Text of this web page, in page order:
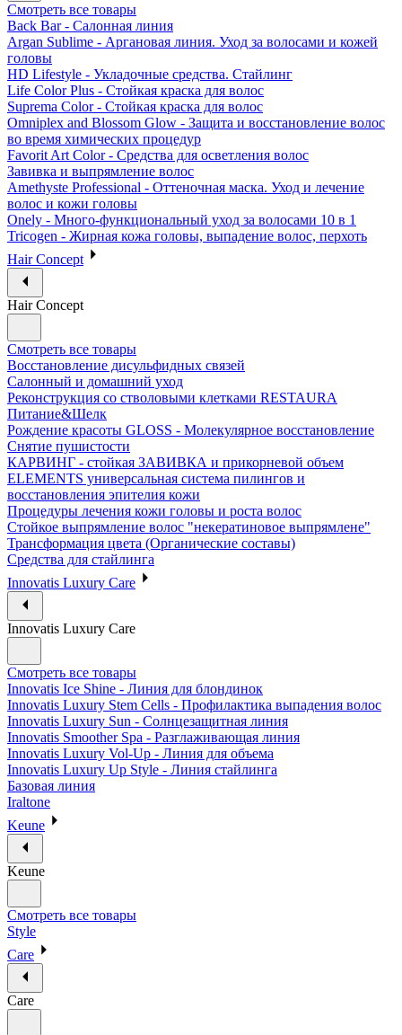
Смотреть все товары
Back Bar - Салонная линия
Argan Sublime - Аргановая линия. Уход за волосами и кожей
головы
HD Lifestyle - Укладочные средства. Стайлинг
Life Color Plus - Стойкая краска для волос
Suprema Color - Стойкая краска для волос
Omniplex and Blossom Glow - Защита и восстановление волос
во время химических процедур
Favorit Art Color - Средства для осветления волос
Завивка и выпрямление волос
Amethyste Professional - Оттеночная маска. Уход и лечение
волос и кожи головы
Onely - Много-функциональный уход за волосами 10 в 1
Tricogen - Жирная кожа головы, выпадение волос, перхоть
Hair Concept
Hair Concept
Смотреть все товары
Восстановление дисульфидных связей
Салонный и домашний уход
Реконструкция со стволовыми клетками RESTAURA
Питание&Шелк
Рождение красоты GLOSS - Молекулярное восстановление
Снятие пушистости
КАРВИНГ - стойкая ЗАВИВКА и прикорневой объем
ELEMENTS универсальная система пилингов и
восстановления эпителия кожи
Процедуры лечения кожи головы и роста волос
Стойкое выпрямление волос "некератиновое выпрямлене"
Трансформация цвета (Органические составы)
Средства для стайлинга
Innovatis Luxury Care
Innovatis Luxury Care
Смотреть все товары
Innovatis Ice Shine - Линия для блондинок
Innovatis Luxury Stem Cells - Профилактика выпадения волос
Innovatis Luxury Sun - Солнцезащитная линия
Innovatis Smoother Spa - Разглаживающая линия
Innovatis Luxury Vol-Up - Линия для объема
Innovatis Luxury Up Style - Линия стайлинга
Базовая линия
Iraltone
Keune
Keune
Смотреть все товары
Style
Care
Care